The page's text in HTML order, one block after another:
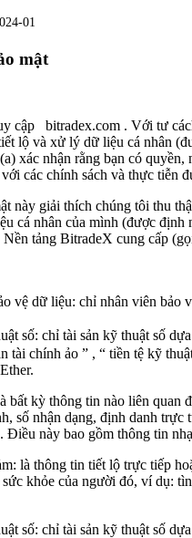
01
mật
cập
bitradex.com . Với tư
lộ và xử lý dữ liệu cá nhân
(a) xác nhận rằng bạn có quyền,
các chính sách và thực tiễn
này giải thích chúng tôi thu
cá nhân của mình (được
Nền tảng BitradeX cung cấp
vệ dữ liệu: chỉ nhân viên bảo
số: chỉ tài sản kỹ thuật số
tài chính ảo ” , “ tiền tệ kỹ
bất kỳ thông tin nào liên quan
số nhận dạng, định danh
Điều này bao gồm thông tin
là thông tin tiết lộ trực tiếp
khỏe của người đó, ví dụ:
số: chỉ tài sản kỹ thuật số